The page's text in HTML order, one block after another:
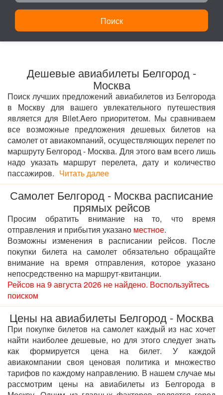
Поиск
Дешевые авиабилеты Белгород -
Москва
Поиск лучших предложений авиабилетов из Белгорода
в Москву для вашего увлекательного путешествия
является для Bilet.Aero приоритетом. Мы сравниваем
все возможные предложения дешевых билетов на
самолет от авиакомпаний, осуществляющих перелет по
маршруту Белгород - Москва. Для этого вам всего лишь
надо указать маршрут перелета, дату и количество
пассажиров. Читать далее
Самолет Белгород - Москва расписание
прямых рейсов
Просим обратить внимание на то, что время
отправления и прибытия указано местное.
Возможны изменения в расписании рейсов. После
покупки билета на самолет обязательно обращайте
внимание на время отправления, которое указано
непосредственно на маршрут-квитанции.
Рейсов на 9 августа 2026 не найдено. Воспользуйтесь
поиском
Цены на авиабилеты Белгород - Москва
При покупке билетов на самолет каждый из нас хочет
найти наиболее дешевые, но для этого следует знать
как формируется цена на билет. У каждой
авиакомпании своя ценовая политика и множество
тарифов по каждому направлению. В нашем случае мы
рассмотрим цены на авиабилеты из Белгорода в